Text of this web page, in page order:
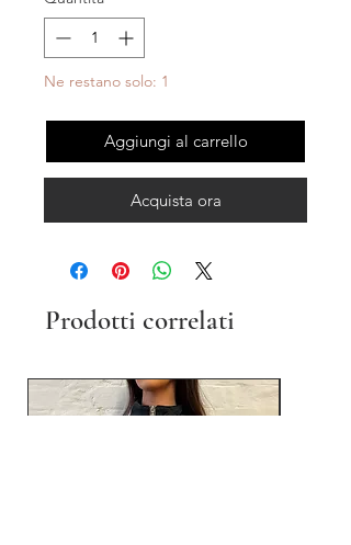
Ne restano solo: 1
Aggiungi al carrello
Acquista ora
Prodotti correlati